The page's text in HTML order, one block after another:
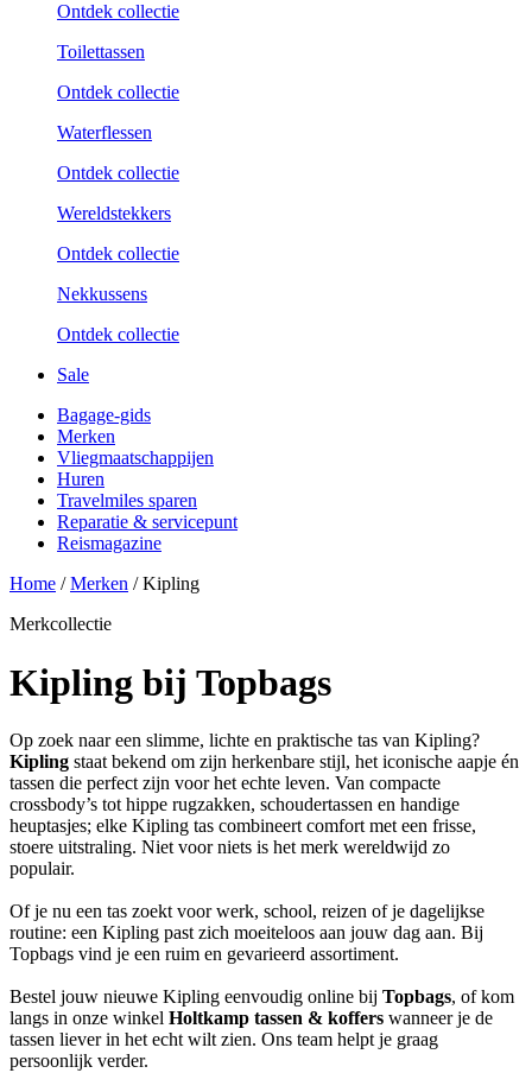
Ontdek collectie
Toilettassen
Ontdek collectie
Waterflessen
Ontdek collectie
Wereldstekkers
Ontdek collectie
Nekkussens
Ontdek collectie
Sale
Bagage-gids
Merken
Vliegmaatschappijen
Huren
Travelmiles sparen
Reparatie & servicepunt
Reismagazine
Home / Merken / Kipling
Merkcollectie
Kipling bij Topbags
Op zoek naar een slimme, lichte en praktische tas van Kipling?
Kipling staat bekend om zijn herkenbare stijl, het iconische aapje én
tassen die perfect zijn voor het echte leven. Van compacte
crossbody’s tot hippe rugzakken, schoudertassen en handige
heuptasjes; elke Kipling tas combineert comfort met een frisse,
stoere uitstraling. Niet voor niets is het merk wereldwijd zo
populair.
Of je nu een tas zoekt voor werk, school, reizen of je dagelijkse
routine: een Kipling past zich moeiteloos aan jouw dag aan. Bij
Topbags vind je een ruim en gevarieerd assortiment.
Bestel jouw nieuwe Kipling eenvoudig online bij Topbags, of kom
langs in onze winkel Holtkamp tassen & koffers wanneer je de
tassen liever in het echt wilt zien. Ons team helpt je graag
persoonlijk verder.